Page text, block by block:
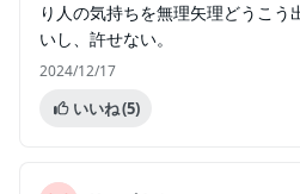
り人の気持ちを無理矢理どうこう
いし、許せない。
2024/12/17
いいね(5)